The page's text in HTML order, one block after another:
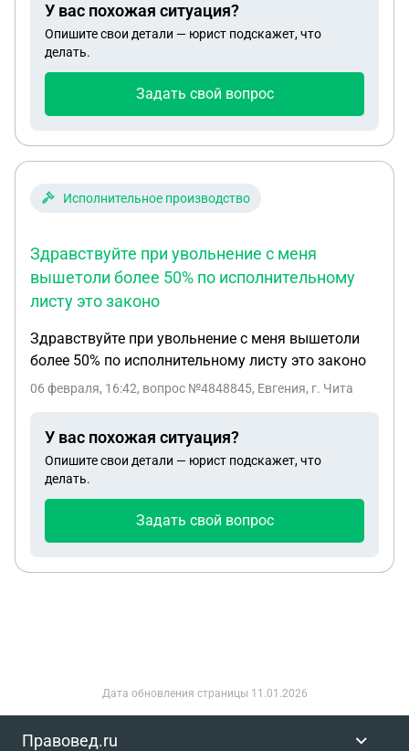
У вас похожая ситуация?
Опишите свои детали — юрист подскажет, что
делать.
Задать свой вопрос
Исполнительное производство
Здравствуйте при увольнение с меня
вышетоли более 50% по исполнительному
листу это законо
Здравствуйте при увольнение с меня вышетоли
более 50% по исполнительному листу это законо
06 февраля, 16:42, вопрос №4848845, Евгения, г. Чита
У вас похожая ситуация?
Опишите свои детали — юрист подскажет, что
делать.
Задать свой вопрос
Дата обновления страницы 11.01.2026
Правовед.ru